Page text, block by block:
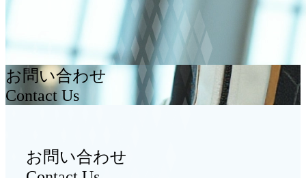
お問い合わせ
Contact Us
お問い合わせ